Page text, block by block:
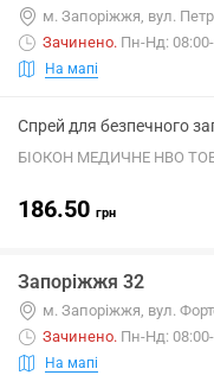
м. Запоріжжя, вул.
Зачинено. Пн-Нд:
На мапі
Спрей для безпечного
БІОКОН МЕДИЧНЕ НВО
186.50 грн
Запоріжжя 32
м. Запоріжжя, вул.
Зачинено. Пн-Нд:
На мапі